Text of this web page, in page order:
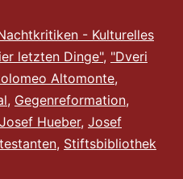
- Kulturelles
letzten Dinge", "Dveri
Altomonte,
, Gegenreformation,
Josef Hueber, Josef
, Stiftsbibliothek